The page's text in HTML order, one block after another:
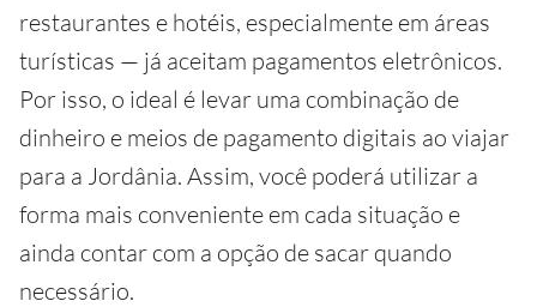
restaurantes e hotéis, especialmente em áreas
turísticas — já aceitam pagamentos eletrônicos.
Por isso, o ideal é levar uma combinação de
dinheiro e meios de pagamento digitais ao viajar
para a Jordânia. Assim, você poderá utilizar a
forma mais conveniente em cada situação e
ainda contar com a opção de sacar quando
necessário.